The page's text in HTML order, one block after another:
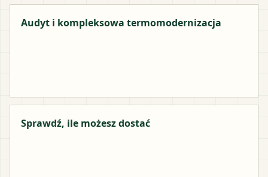
Audyt i kompleksowa termomodernizacja
Sprawdź, ile możesz dostać